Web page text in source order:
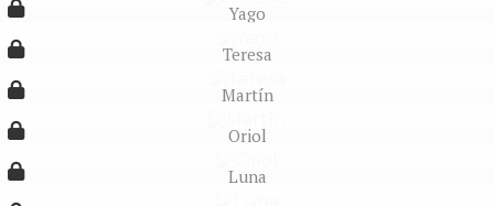
Yago
Teresa
Martín
Oriol
Luna